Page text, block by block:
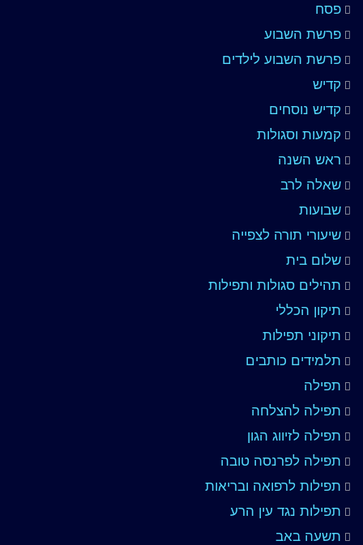
פסח
פרשת השבוע
פרשת השבוע לילדים
קדיש
קדיש נוסחים
קמעות וסגולות
ראש השנה
שאלה לרב
שבועות
שיעורי תורה לצפייה
שלום בית
תהילים סגולות ותפילות
תיקון הכללי
תיקוני תפילות
תלמידים כותבים
תפילה
תפילה להצלחה
תפילה לזיווג הגון
תפילה לפרנסה טובה
תפילות לרפואה ובריאות
תפילות נגד עין הרע
תשעה באב